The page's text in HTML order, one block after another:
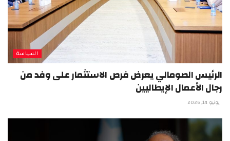
السياسة
الرئيس الصومالي يعرض فرص الاستثمار على وفد من
رجال الأعمال الإيطاليين
يونيو 14, 2026